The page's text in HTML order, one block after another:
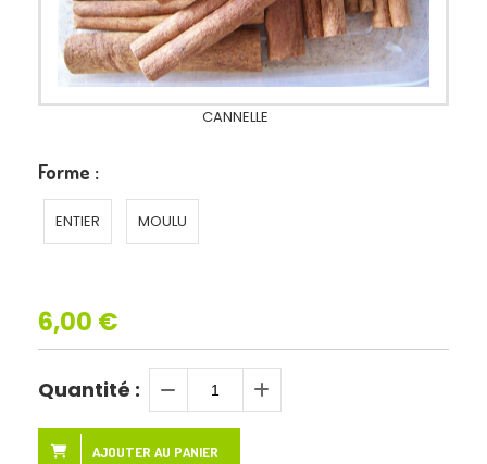
CANNELLE
Forme :
ENTIER MOULU
6,00 €
Quantité :
AJOUTER AU PANIER